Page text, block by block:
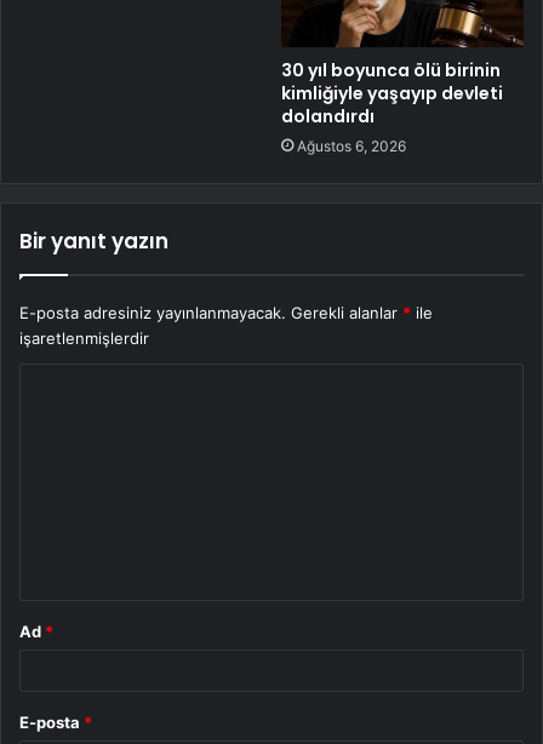
30 yıl boyunca ölü birinin
kimliğiyle yaşayıp devleti
dolandırdı
Ağustos 6, 2026
Bir yanıt yazın
E-posta adresiniz yayınlanmayacak. Gerekli alanlar * ile
işaretlenmişlerdir
Ad *
E-posta *